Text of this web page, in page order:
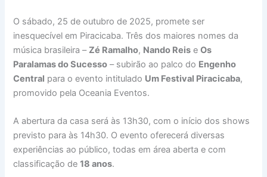
O sábado, 25 de outubro de 2025, promete ser
inesquecível em Piracicaba. Três dos maiores nomes da
música brasileira –Zé Ramalho, Nando Reis eOs
Paralamas do Sucesso – subirão ao palco do Engenho
Central para o evento intitulado Um Festival Piracicaba,
promovido pela Oceania Eventos.
A abertura da casa será às 13h30, com o início dos shows
previsto para às 14h30. O evento oferecerá diversas
experiências ao público, todas em área aberta e com
classificação de18 anos.